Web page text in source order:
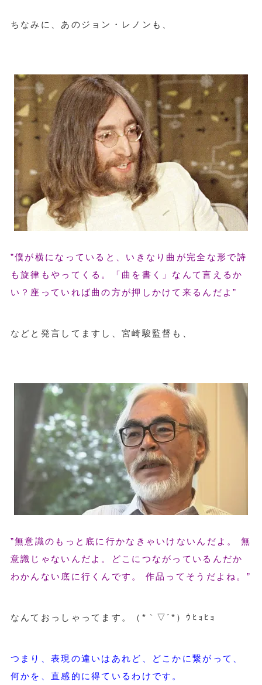
ちなみに、あのジョン・レノンも、
”僕が横になっていると、いきなり曲が完全な形で詩
も旋律もやってくる。「曲を書く」なんて言えるか
い？座っていれば曲の方が押しかけて来るんだよ”
などと発言してますし、宮崎駿監督も、
”無意識のもっと底に行かなきゃいけないんだよ。 無
意識じゃないんだよ。どこにつながっているんだか
わかんない底に行くんです。 作品ってそうだよね。”
なんておっしゃってます。 （*｀▽´*）ｳﾋｮﾋｮ
つまり、表現の違いはあれど、どこかに繋がって、
何かを、直感的に得ているわけです。